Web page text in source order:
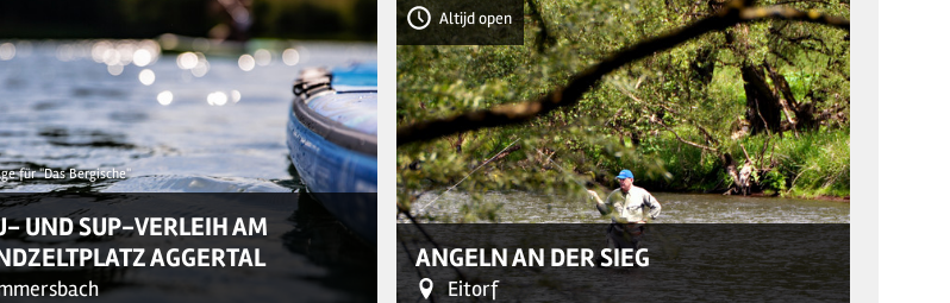
für "Das Bergische"
UND SUP-VERLEIH AM
AGGERTAL
Altijd open
ANGELN AN DER SIEG
Eitorf